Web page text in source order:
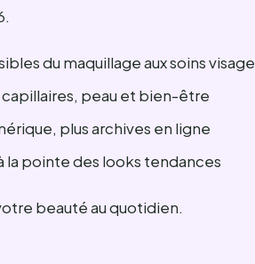
du maquillage aux soins visage
capillaires, peau et bien-être
plus archives en ligne
la pointe des looks tendances
beauté au quotidien.